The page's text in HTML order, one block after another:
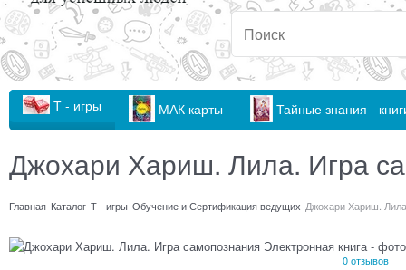
Т - игры МАК карты Тайные знания -
Джохари Хариш. Лила. Игра
Главная Каталог Т - игры Обучение и Сертификация ведущих Джохари Хариш.
0 отзывов